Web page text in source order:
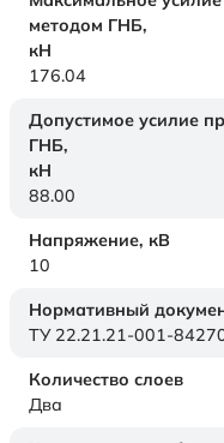
методом ГНБ,
кН
176.04
Допустимое усилие
ГНБ,
кН
88.00
Напряжение, кВ
10
Нормативный
ТУ 22.21.21-001-
Количество слоев
Два